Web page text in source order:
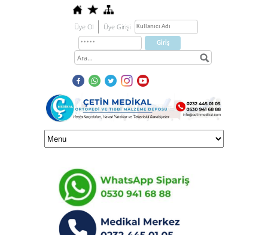
Üye Ol Üye Girişi